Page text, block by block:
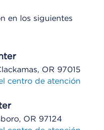
en los siguientes
OR 97015
centro de atención
OR 97124